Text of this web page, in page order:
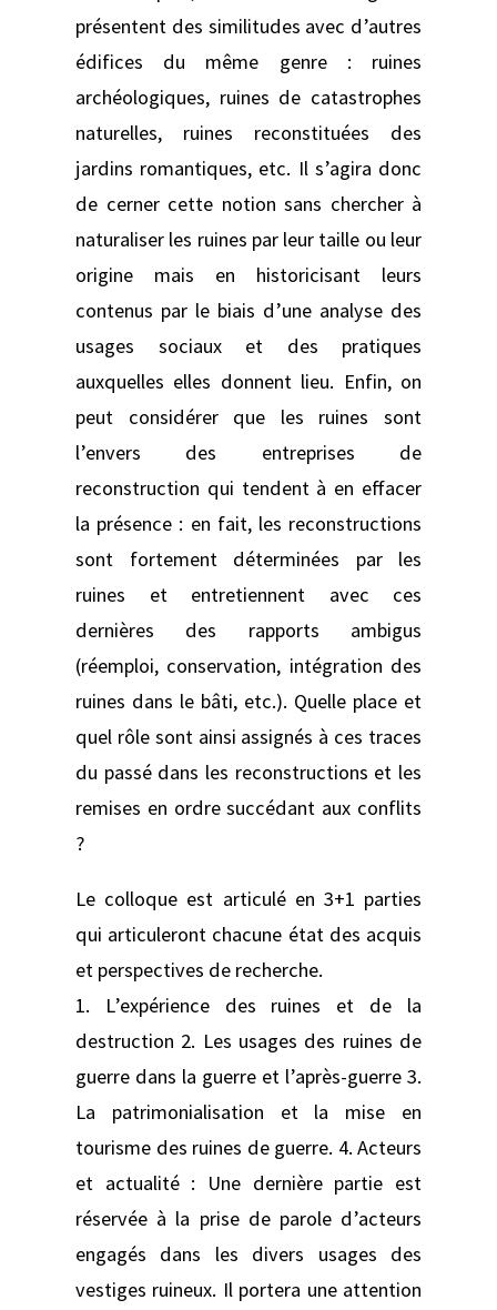
présentent des similitudes avec d’autres
édifices du même genre : ruines
archéologiques, ruines de catastrophes
naturelles, ruines reconstituées des
jardins romantiques, etc. Il s’agira donc
de cerner cette notion sans chercher à
naturaliser les ruines par leur taille ou leur
origine mais en historicisant leurs
contenus par le biais d’une analyse des
usages sociaux et des pratiques
auxquelles elles donnent lieu. Enfin, on
peut considérer que les ruines sont
l’envers des entreprises de
reconstruction qui tendent à en effacer
la présence : en fait, les reconstructions
sont fortement déterminées par les
ruines et entretiennent avec ces
dernières des rapports ambigus
(réemploi, conservation, intégration des
ruines dans le bâti, etc.). Quelle place et
quel rôle sont ainsi assignés à ces traces
du passé dans les reconstructions et les
remises en ordre succédant aux conflits
?
Le colloque est articulé en 3+1 parties
qui articuleront chacune état des acquis
et perspectives de recherche.
1. L’expérience des ruines et de la
destruction 2. Les usages des ruines de
guerre dans la guerre et l’après-guerre 3.
La patrimonialisation et la mise en
tourisme des ruines de guerre. 4. Acteurs
et actualité : Une dernière partie est
réservée à la prise de parole d’acteurs
engagés dans les divers usages des
vestiges ruineux. Il portera une attention